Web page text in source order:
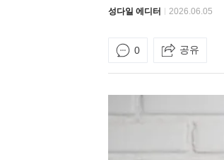
성다일 에디터 2026.06.05
0 공유